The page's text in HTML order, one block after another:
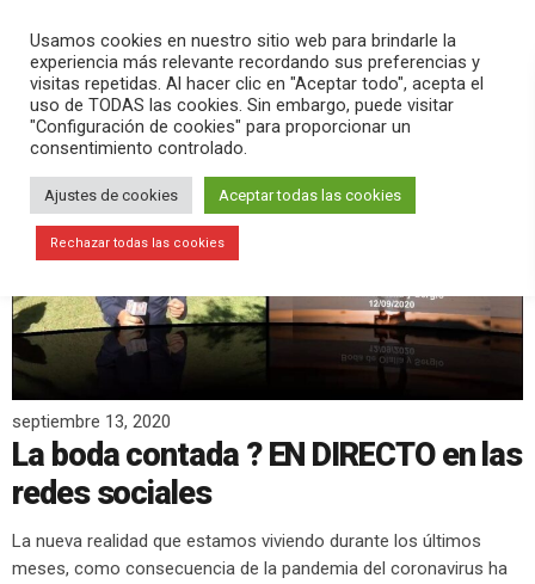
search menu pause PLAY
septiembre 13, 2020
La boda contada ? EN DIRECTO en las
redes sociales
La nueva realidad que estamos viviendo durante los últimos
meses, como consecuencia de la pandemia del coronavirus ha
Usamos cookies en nuestro sitio web para brindarle la
experiencia más relevante recordando sus preferencias y
visitas repetidas. Al hacer clic en "Aceptar todo", acepta el
uso de TODAS las cookies. Sin embargo, puede visitar
"Configuración de cookies" para proporcionar un
consentimiento controlado.
Ajustes de cookies Aceptar todas las cookies
Rechazar todas las cookies